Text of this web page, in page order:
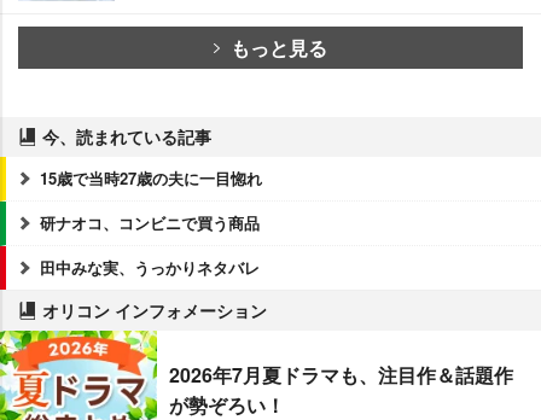
もっと見る
今、読まれている記事
15歳で当時27歳の夫に一目惚れ
研ナオコ、コンビニで買う商品
田中みな実、うっかりネタバレ
オリコン インフォメーション
2026年7月夏ドラマも、注目作＆話題作
が勢ぞろい！